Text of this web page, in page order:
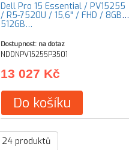
Dell Pro 15 Essential / PV15255
/ R5-7520U / 15,6" / FHD / 8GB /
512GB…
Dostupnost: na dotaz
NDDNPV15255P3501
13 027 Kč
Do košíku
24produktů